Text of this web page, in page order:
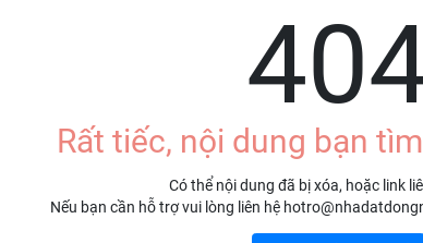
Rất tiếc, nội dung bạn
Có thể nội dung đã bị xóa, hoặc link
Nếu bạn cần hỗ trợ vui lòng liên hệ